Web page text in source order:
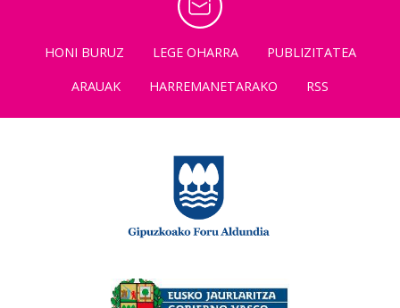
HONI BURUZ LEGE OHARRA
PUBLIZITATEA
ARAUAK
HARREMANETARAKO RSS